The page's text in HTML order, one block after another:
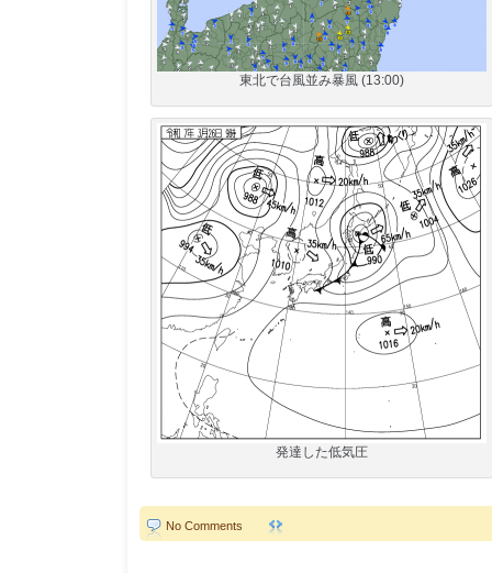
東北で台風並み暴風 (13:00)
発達した低気圧
No Comments